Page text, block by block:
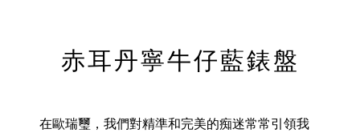
赤耳丹寧牛仔藍錶盤
在歐瑞璽，我們對精準和完美的痴迷常常引領我